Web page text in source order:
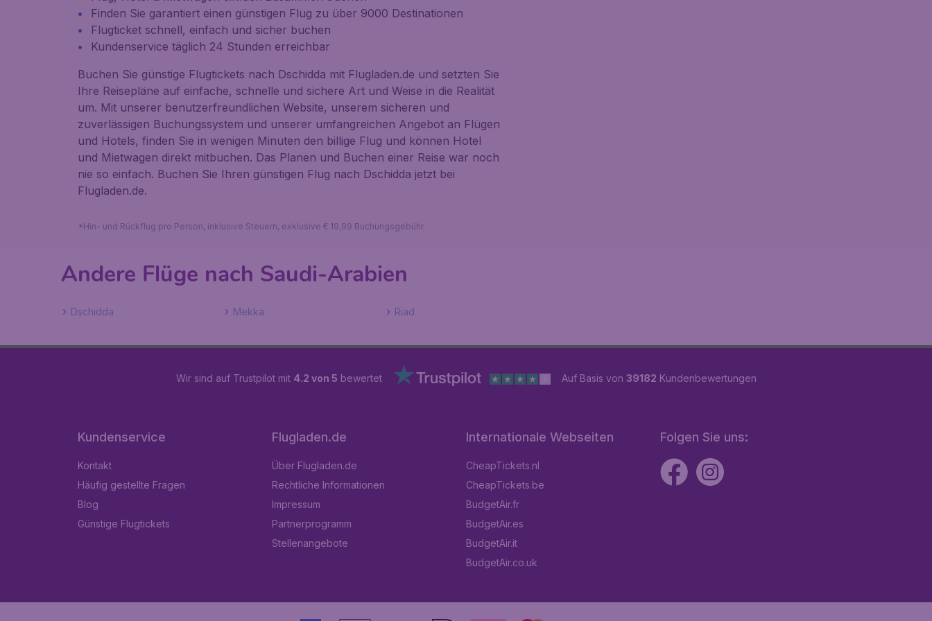
Finden Sie garantiert einen günstigen Flug zu über 9000 Destinationen
Flugticket schnell, einfach und sicher buchen
Kundenservice täglich 24 Stunden erreichbar
Buchen Sie günstige Flugtickets nach Dschidda mit Flugladen.de und setzten Sie
Ihre Reisepläne auf einfache, schnelle und sichere Art und Weise in die Realität
um. Mit unserer benutzerfreundlichen Website, unserem sicheren und
zuverlässigen Buchungssystem und unserer umfangreichen Angebot an Flügen
und Hotels, finden Sie in wenigen Minuten den billige Flug und können Hotel
und Mietwagen direkt mitbuchen. Das Planen und Buchen einer Reise war noch
nie so einfach. Buchen Sie Ihren günstigen Flug nach Dschidda jetzt bei
Flugladen.de.
*Hin- und Rückflug pro Person, inklusive Steuern, exklusive € 19,99 Buchungsgebühr.
Andere Flüge nach Saudi-Arabien
Dschidda Mekka Riad
Wir sind auf Trustpilot mit 4.2 von 5 bewertet Auf Basis von 39182 Kundenbewertungen
Kundenservice
Kontakt
Häufig gestellte Fragen
Blog
Günstige Flugtickets
Flugladen.de
Über Flugladen.de
Rechtliche Informationen
Impressum
Partnerprogramm
Stellenangebote
Internationale Webseiten
CheapTickets.nl
CheapTickets.be
BudgetAir.fr
BudgetAir.es
BudgetAir.it
BudgetAir.co.uk
Folgen Sie uns: